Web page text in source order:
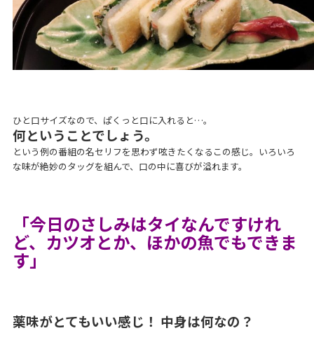
ひと口サイズなので、ぱくっと口に入れると…。
何ということでしょう。
という例の番組の名セリフを思わず呟きたくなるこの感じ。いろいろ
な味が絶妙のタッグを組んで、口の中に喜びが溢れます。
「今日のさしみはタイなんですけれ
ど、カツオとか、ほかの魚でもできま
す」
薬味がとてもいい感じ！ 中身は何なの？